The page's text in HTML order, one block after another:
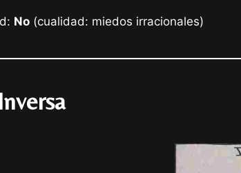
No (cualidad: miedos irracionales)